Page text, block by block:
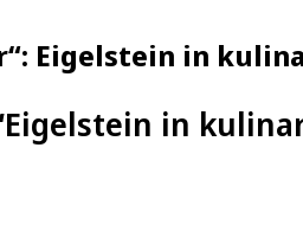
Eigelstein in
Eigelstein in